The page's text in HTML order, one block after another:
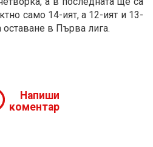
само 14-ият, а 12-ият и 13-
в Първа лига.
Напиши
коментар